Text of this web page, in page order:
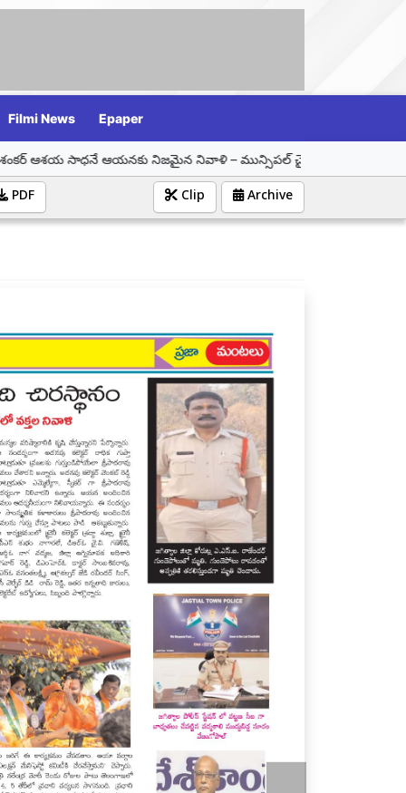
Filmi News Epaper
ఆయనకు నిజమైన నివాళి – మున్సిపల్ చైర్ పర్సన్ సమీండ్ల వాణి శ్రీనివాస్
PDF Archive
Clip